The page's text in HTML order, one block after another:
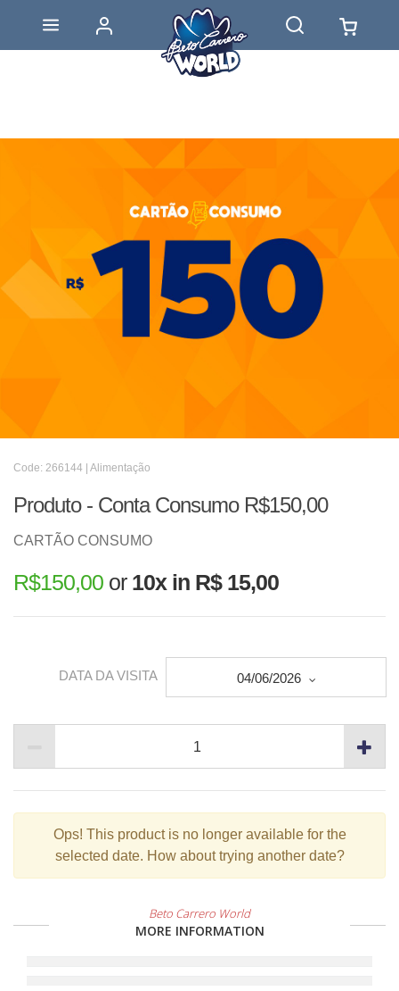
Code: 266144 | Alimentação
Produto - Conta Consumo R$150,00
CARTÃO CONSUMO
R$150,00 or 10x in R$ 15,00
DATA DA VISITA 04/06/2026
Ops! This product is no longer available for the
selected date. How about trying another date?
Beto Carrero World
MORE INFORMATION